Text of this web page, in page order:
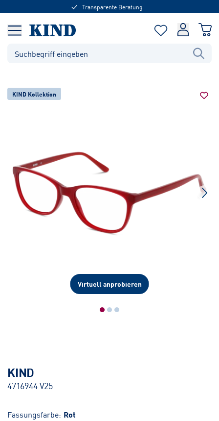
Transparente Beratung
KIND Kollektion
Virtuell anprobieren
KIND
4716944 V25
Fassungsfarbe: Rot